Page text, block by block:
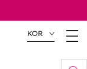
KOR